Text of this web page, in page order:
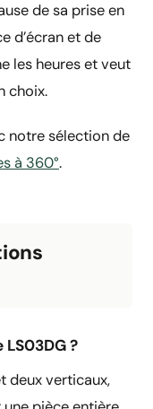
de sa prise en
d’écran et de
les heures et veut
choix.
notre sélection de
à 360°.
?
deux verticaux,